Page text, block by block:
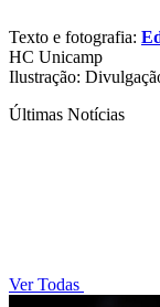
Texto e fotografia:
HC Unicamp
Ilustração:
Últimas Notícias
Ver Todas